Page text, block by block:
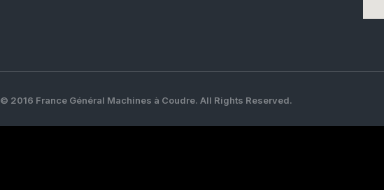
© 2016 France Général Machines à Coudre. All Rights Reserved.